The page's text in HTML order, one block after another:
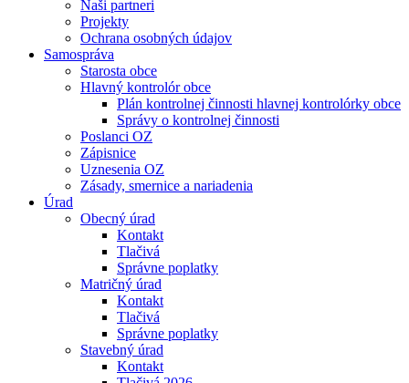
Naši partneri
Projekty
Ochrana osobných údajov
Samospráva
Starosta obce
Hlavný kontrolór obce
Plán kontrolnej činnosti hlavnej kontrolórky obce
Správy o kontrolnej činnosti
Poslanci OZ
Zápisnice
Uznesenia OZ
Zásady, smernice a nariadenia
Úrad
Obecný úrad
Kontakt
Tlačivá
Správne poplatky
Matričný úrad
Kontakt
Tlačivá
Správne poplatky
Stavebný úrad
Kontakt